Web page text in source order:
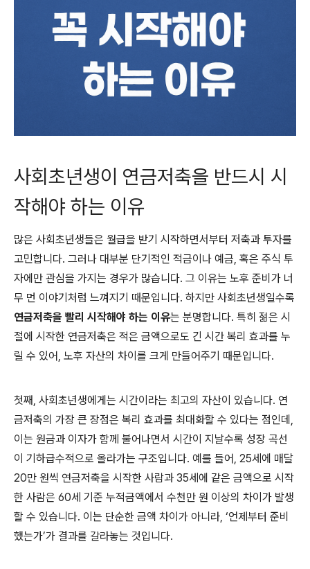
사회초년생이 연금저축을 반드시 시
작해야 하는 이유
많은 사회초년생들은 월급을 받기 시작하면서부터 저축과 투자를
고민합니다. 그러나 대부분 단기적인 적금이나 예금, 혹은 주식 투
자에만 관심을 가지는 경우가 많습니다. 그 이유는 노후 준비가 너
무 먼 이야기처럼 느껴지기 때문입니다. 하지만 사회초년생일수록
연금저축을 빨리 시작해야 하는 이유는 분명합니다. 특히 젊은 시
절에 시작한 연금저축은 적은 금액으로도 긴 시간 복리 효과를 누
릴 수 있어, 노후 자산의 차이를 크게 만들어주기 때문입니다.
첫째, 사회초년생에게는 시간이라는 최고의 자산이 있습니다. 연
금저축의 가장 큰 장점은 복리 효과를 최대화할 수 있다는 점인데,
이는 원금과 이자가 함께 불어나면서 시간이 지날수록 성장 곡선
이 기하급수적으로 올라가는 구조입니다. 예를 들어, 25세에 매달
20만 원씩 연금저축을 시작한 사람과 35세에 같은 금액으로 시작
한 사람은 60세 기준 누적금액에서 수천만 원 이상의 차이가 발생
할 수 있습니다. 이는 단순한 금액 차이가 아니라, ‘언제부터 준비
했는가’가 결과를 갈라놓는 것입니다.